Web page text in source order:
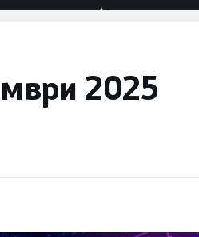
2025